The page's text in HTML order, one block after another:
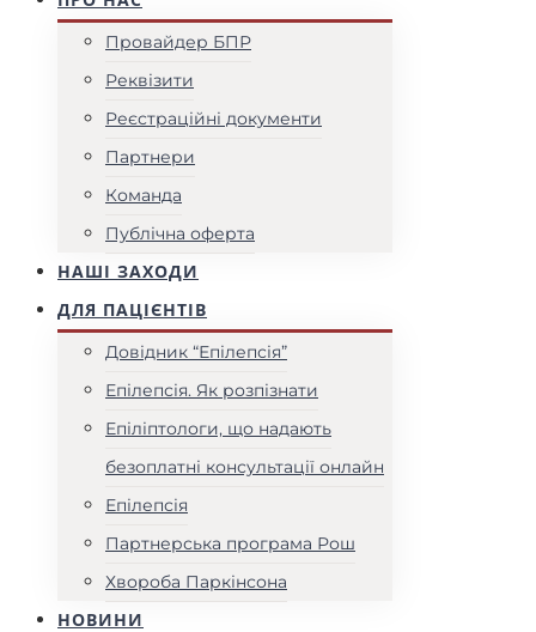
Провайдер БПР
Реквізити
Реєстраційні документи
Партнери
Команда
Публічна оферта
НАШІ ЗАХОДИ
ДЛЯ ПАЦІЄНТІВ
Довідник “Епілепсія”
Епілепсія. Як розпізнати
Епіліптологи, що надають
безоплатні консультації онлайн
Епілепсія
Партнерська програма Рош
Хвороба Паркінсона
НОВИНИ